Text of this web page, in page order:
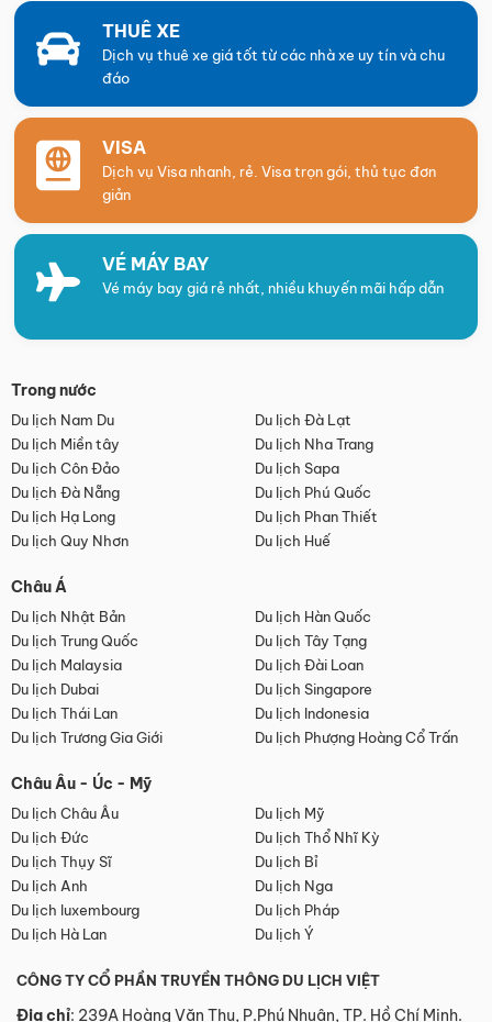
THUÊ XE
Dịch vụ thuê xe giá tốt từ các nhà xe uy tín và chu
đáo
VISA
Dịch vụ Visa nhanh, rẻ. Visa trọn gói, thủ tục đơn
giản
VÉ MÁY BAY
Vé máy bay giá rẻ nhất, nhiều khuyến mãi hấp dẫn
Trong nước
Du lịch Nam Du
Du lịch Đà Lạt
Du lịch Miền tây
Du lịch Nha Trang
Du lịch Côn Đảo
Du lịch Sapa
Du lịch Đà Nẵng
Du lịch Phú Quốc
Du lịch Hạ Long
Du lịch Phan Thiết
Du lịch Quy Nhơn
Du lịch Huế
Châu Á
Du lịch Nhật Bản
Du lịch Hàn Quốc
Du lịch Trung Quốc
Du lịch Tây Tạng
Du lịch Malaysia
Du lịch Đài Loan
Du lịch Dubai
Du lịch Singapore
Du lịch Thái Lan
Du lịch Indonesia
Du lịch Trương Gia Giới
Du lịch Phượng Hoàng Cổ Trấn
Châu Âu - Úc - Mỹ
Du lịch Châu Âu
Du lịch Mỹ
Du lịch Đức
Du lịch Thổ Nhĩ Kỳ
Du lịch Thụy Sĩ
Du lịch Bỉ
Du lịch Anh
Du lịch Nga
Du lịch luxembourg
Du lịch Pháp
Du lịch Hà Lan
Du lịch Ý
CÔNG TY CỔ PHẦN TRUYỀN THÔNG DU LỊCH VIỆT
Địa chỉ: 239A Hoàng Văn Thụ, P.Phú Nhuận, TP. Hồ Chí Minh.